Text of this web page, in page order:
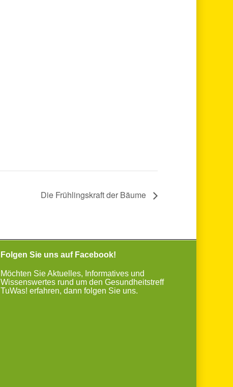
Die Frühlingskraft der Bäume
Folgen Sie uns auf Facebook!
Möchten Sie Aktuelles, Informatives und
Wissenswertes rund um den Gesundheitstreff
TuWas! erfahren, dann folgen Sie uns.